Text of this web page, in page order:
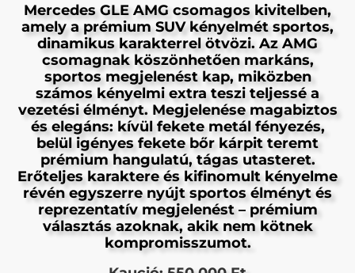
Mercedes GLE AMG csomagos kivitelben,
amely a prémium SUV kényelmét sportos,
dinamikus karakterrel ötvözi. Az AMG
csomagnak köszönhetően markáns,
sportos megjelenést kap, miközben
számos kényelmi extra teszi teljessé a
vezetési élményt. Megjelenése magabiztos
és elegáns: kívül fekete metál fényezés,
belül igényes fekete bőr kárpit teremt
prémium hangulatú, tágas utasteret.
Erőteljes karaktere és kifinomult kényelme
révén egyszerre nyújt sportos élményt és
reprezentatív megjelenést – prémium
választás azoknak, akik nem kötnek
kompromisszumot.